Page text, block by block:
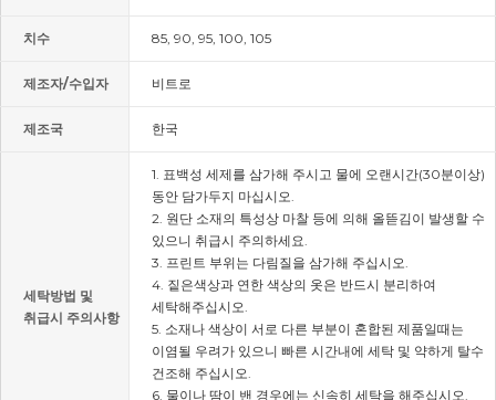
치수 85, 90, 95, 100, 105
제조자/수입자 비트로
제조국 한국
세탁방법 및
취급시 주의사항
1. 표백성 세제를 삼가해 주시고 물에 오랜시간(30분이상)
동안 담가두지 마십시오.
2. 원단 소재의 특성상 마찰 등에 의해 올뜯김이 발생할 수
있으니 취급시 주의하세요.
3. 프린트 부위는 다림질을 삼가해 주십시오.
4. 짙은색상과 연한 색상의 옷은 반드시 분리하여
세탁해주십시오.
5. 소재나 색상이 서로 다른 부분이 혼합된 제품일때는
이염될 우려가 있으니 빠른 시간내에 세탁 및 약하게 탈수
건조해 주십시오.
6. 물이나 땀이 밴 경우에는 신속히 세탁을 해주십시오.